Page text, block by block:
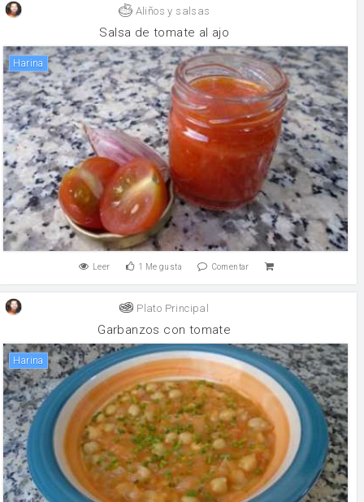
Aliños y salsas
Salsa de tomate al ajo
harina
Leer 1 Me gusta Comentar
Plato Principal
Garbanzos con tomate
harina